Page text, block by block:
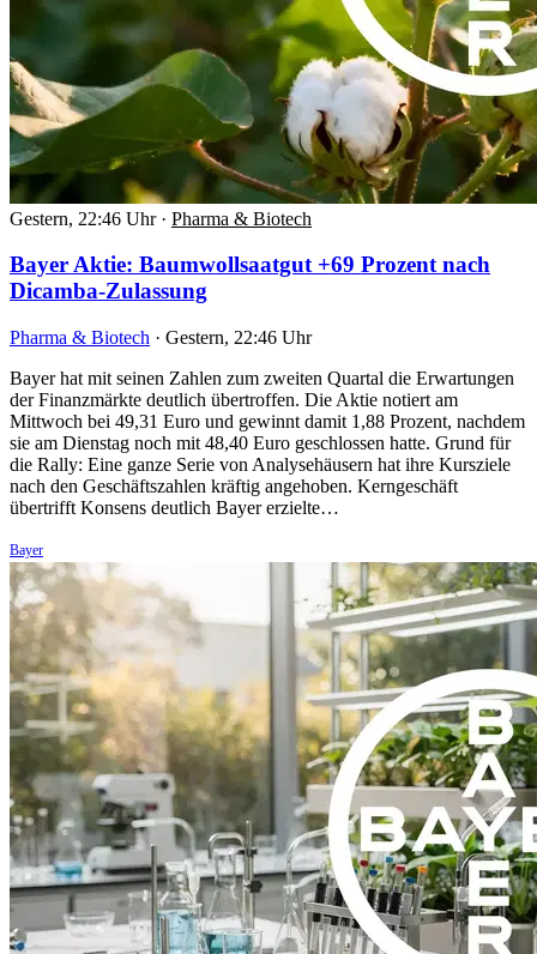
Gestern, 22:46 Uhr · Pharma & Biotech
Bayer Aktie: Baumwollsaatgut +69 Prozent nach
Dicamba-Zulassung
Pharma & Biotech · Gestern, 22:46 Uhr
Bayer hat mit seinen Zahlen zum zweiten Quartal die Erwartungen
der Finanzmärkte deutlich übertroffen. Die Aktie notiert am
Mittwoch bei 49,31 Euro und gewinnt damit 1,88 Prozent, nachdem
sie am Dienstag noch mit 48,40 Euro geschlossen hatte. Grund für
die Rally: Eine ganze Serie von Analysehäusern hat ihre Kursziele
nach den Geschäftszahlen kräftig angehoben. Kerngeschäft
übertrifft Konsens deutlich Bayer erzielte…
Bayer